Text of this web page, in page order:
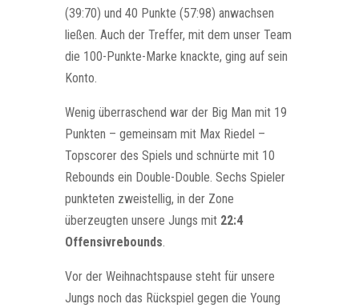
(39:70) und 40 Punkte (57:98) anwachsen
ließen. Auch der Treffer, mit dem unser Team
die 100-Punkte-Marke knackte, ging auf sein
Konto.
Wenig überraschend war der Big Man mit 19
Punkten – gemeinsam mit Max Riedel –
Topscorer des Spiels und schnürte mit 10
Rebounds ein Double-Double. Sechs Spieler
punkteten zweistellig, in der Zone
überzeugten unsere Jungs mit 22:4
Offensivrebounds.
Vor der Weihnachtspause steht für unsere
Jungs noch das Rückspiel gegen die Young